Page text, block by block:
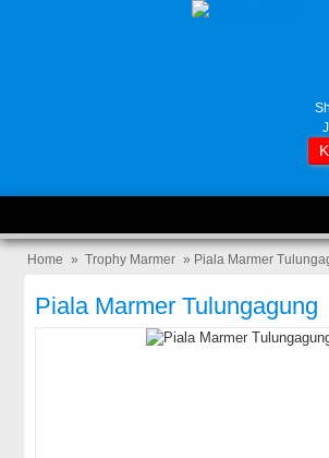
Home » Trophy Marmer » Piala Marmer
Piala Marmer Tulungagung